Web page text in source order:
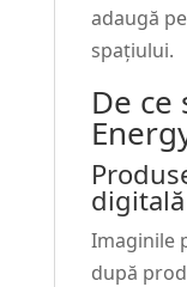
adaugă
spațiului.
De ce
digitală
Imaginile
după